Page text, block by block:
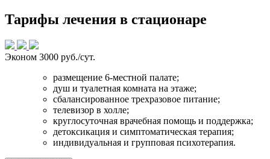
Тарифы лечения в стационаре
Эконом 3000 руб./сут.
размещение 6-местной палате;
душ и туалетная комната на этаже;
сбалансированное трехразовое питание;
телевизор в холле;
круглосуточная врачебная помощь и поддержка;
детоксикация и симптоматическая терапия;
индивидуальная и групповая психотерапия.